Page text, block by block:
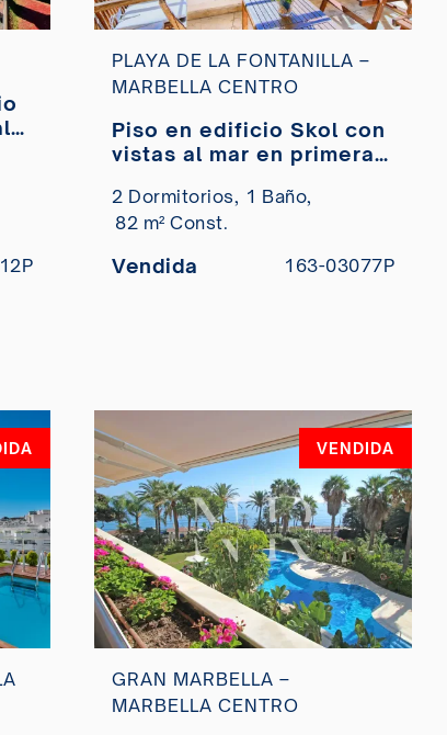
PLAYA DE LA FONTANILLA –
MARBELLA CENTRO
Piso en edificio Skol con
vistas al mar en primera
2 Dormitorios, 1 Baño,
82 m² Const.
Vendida 163-03077P
VENDIDA
GRAN MARBELLA –
MARBELLA CENTRO